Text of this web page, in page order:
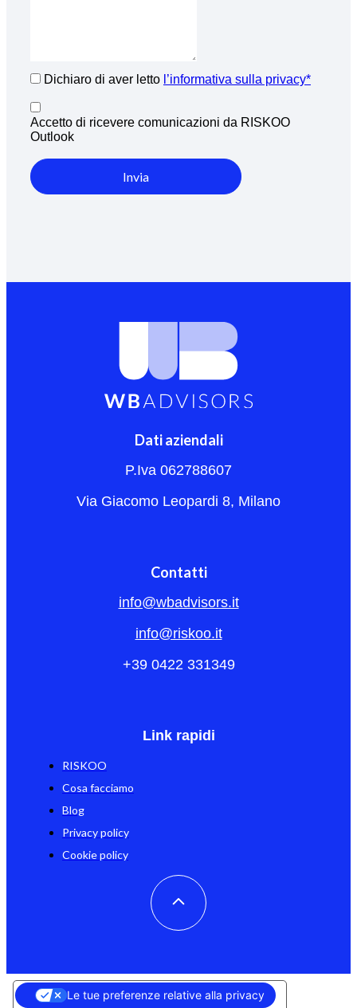
Dichiaro di aver letto l’informativa sulla privacy*
Accetto di ricevere comunicazioni da RISKOO
Outlook
Invia
Dati aziendali
P.Iva 062788607
Via Giacomo Leopardi 8, Milano
Contatti
info@wbadvisors.it
info@riskoo.it
+39 0422 331349
Link rapidi
RISKOO
Cosa facciamo
Blog
Privacy policy
Cookie policy
Le tue preferenze relative alla privacy